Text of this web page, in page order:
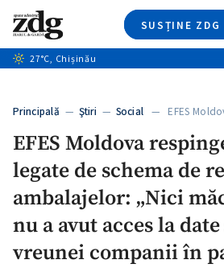
SUSȚINE ZDG
+7
Caută
27°C, Chișinău
Principală — Ştiri — Social — EFES
EFES Moldova
legate de schema de
ambalajelor: „Nici
nu a avut acces la
vreunei companii în